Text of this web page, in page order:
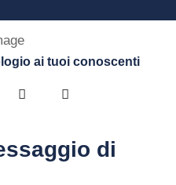
ai tuoi conoscenti
di